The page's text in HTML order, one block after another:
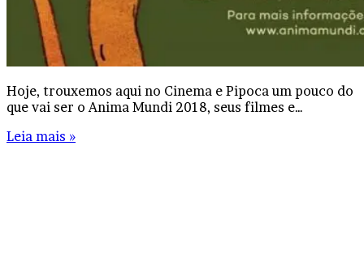
Hoje, trouxemos aqui no Cinema e Pipoca um pouco do
que vai ser o Anima Mundi 2018, seus filmes e…
Leia mais »